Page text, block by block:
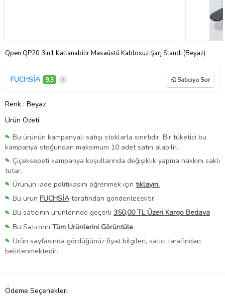
Qpen QP20 3in1 Katlanabilir Masaüstü Kablosuz Şarj Standı (Beyaz)
FUCHSİA 9,3 Satıcıya Sor
Renk : Beyaz
Ürün Özeti
Bu ürünün kampanyalı satışı stoklarla sınırlıdır. Bir tüketici bu
kampanya stoğundan maksimum 10 adet satın alabilir.
Çiçeksepeti kampanya koşullarında değişiklik yapma hakkını saklı
tutar.
Ürünün iade politikasını öğrenmek için tıklayın.
Bu ürün FUCHSİAtarafından gönderilecektir.
Bu satıcının ürünlerinde geçerli 350,00 TL Üzeri Kargo Bedava
Bu Satıcının Tüm Ürünlerini Görüntüle
Ürün sayfasında gördüğünüz fiyat bilgileri, satıcı tarafından
belirlenmektedir.
Ödeme Seçenekleri